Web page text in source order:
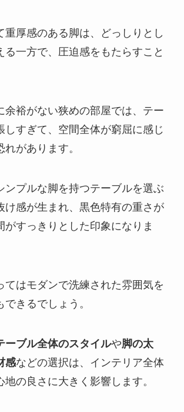
重厚感のある脚は、どっしりとし
る一方で、圧迫感をもたらすこと
余裕がない狭めの部屋では、テー
しすぎて、空間全体が窮屈に感じ
があります。
ンプルな脚を持つテーブルを選ぶ
け感が生まれ、黒色特有の重さが
がすっきりとした印象になりま
てはモダンで洗練された雰囲気を
きるでしょう。
ーブル全体のスタイルや脚の太
感などの選択は、インテリア全体
の良さに大きく影響します。